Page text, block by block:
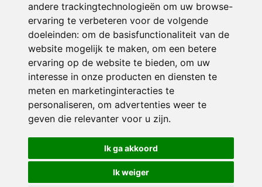
andere trackingtechnologieën om uw browse-
ervaring te verbeteren voor de volgende
doeleinden: om de basisfunctionaliteit van de
website mogelijk te maken, om een betere
ervaring op de website te bieden, om uw
interesse in onze producten en diensten te
meten en marketinginteracties te
personaliseren, om advertenties weer te
geven die relevanter voor u zijn.
Ik ga akkoord
Ik weiger
© 2026 De Vlinder | Alle rechten voorbehouden
Privacy policy|Disclaimer| Klachtenregeling|RSIN en Anbi
voorkeuren
Crealisatie The MindOffice